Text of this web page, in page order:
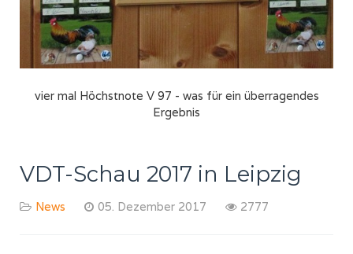
vier mal Höchstnote V 97 - was für ein überragendes
Ergebnis
VDT-Schau 2017 in Leipzig
News 05. Dezember 2017 2777